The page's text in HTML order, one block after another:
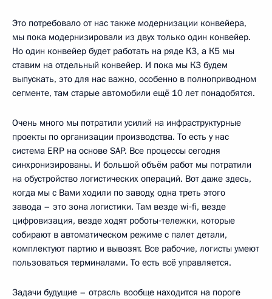
Это потребовало от нас также модернизации конвейера,
мы пока модернизировали из двух только один конвейер.
Но один конвейер будет работать на ряде К3, а К5 мы
ставим на отдельный конвейер. И пока мы К3 будем
выпускать, это для нас важно, особенно в полноприводном
сегменте, там старые автомобили ещё 10 лет понадобятся.
Очень много мы потратили усилий на инфраструктурные
проекты по организации производства. То есть у нас
система ERP на основе SAP. Все процессы сегодня
синхронизированы. И большой объём работ мы потратили
на обустройство логистических операций. Вот даже здесь,
когда мы с Вами ходили по заводу, одна треть этого
завода – это зона логистики. Там везде wi‑fi, везде
цифровизация, везде ходят роботы‑тележки, которые
собирают в автоматическом режиме с палет детали,
комплектуют партию и вывозят. Все рабочие, логисты умеют
пользоваться терминалами. То есть всё управляется.
Задачи будущие – отрасль вообще находится на пороге